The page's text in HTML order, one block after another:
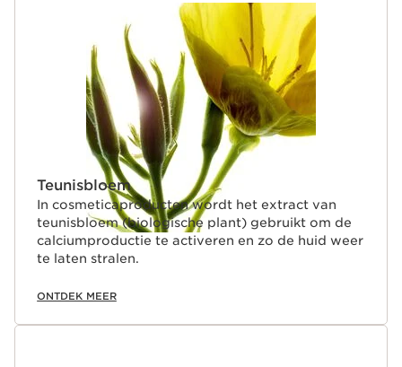
Teunisbloem
In cosmeticaproducten wordt het extract van
teunisbloem (biologische plant) gebruikt om de
calciumproductie te activeren en zo de huid weer
te laten stralen.
ONTDEK MEER